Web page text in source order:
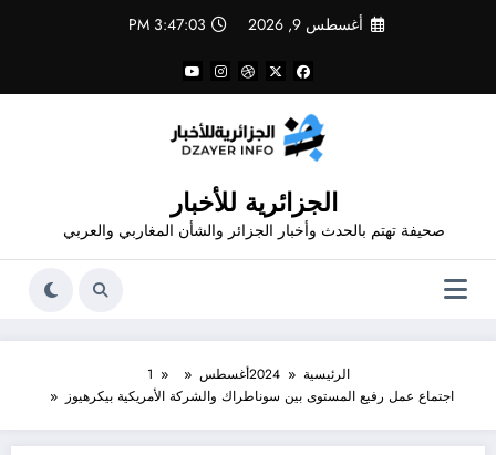
أغسطس 9, 2026 3:47:03 PM
الجزائرية للأخبار
صحيفة تهتم بالحدث وأخبار الجزائر والشأن المغاربي والعربي
الرئيسية 2024أغسطس
1
اجتماع عمل رفيع المستوى بين سوناطراك والشركة الأمريكية بيكرهيوز